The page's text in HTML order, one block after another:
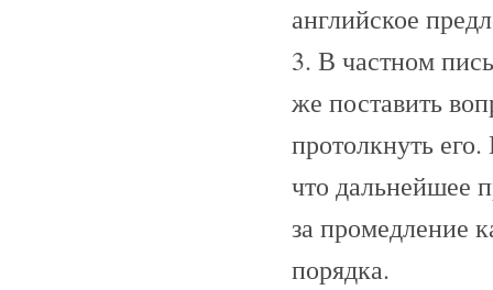
английское
3. В частном
же поставить
протолкнуть
что дальнейшее
за промедление
порядка.